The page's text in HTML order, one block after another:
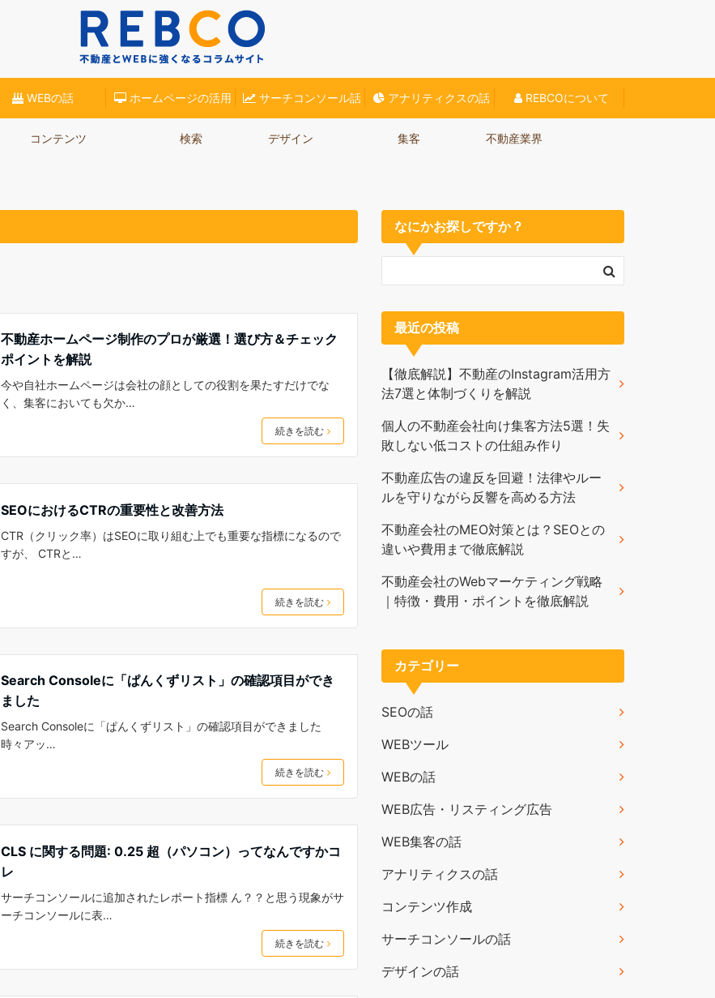
WEBの話 ホームページの活用 サーチコンソール話 アナリティクスの話 REBCOについて
コンテンツ 検索 デザイン 集客 不動産業界
不動産ホームページ制作のプロが厳選！選び方＆チェック
ポイントを解説
今や自社ホームページは会社の顔としての役割を果たすだけでな
く、集客においても欠か…
続きを読む
SEOにおけるCTRの重要性と改善方法
CTR（クリック率）はSEOに取り組む上でも重要な指標になるので
すが、 CTRと…
続きを読む
Search Consoleに「ぱんくずリスト」の確認項目ができ
ました
Search Consoleに「ぱんくずリスト」の確認項目ができました
時々アッ…
続きを読む
CLS に関する問題: 0.25 超（パソコン）ってなんですかコ
レ
サーチコンソールに追加されたレポート指標 ん？？と思う現象がサ
ーチコンソールに表…
続きを読む
なにかお探しですか？
最近の投稿
【徹底解説】不動産のInstagram活用方
法7選と体制づくりを解説
個人の不動産会社向け集客方法5選！失
敗しない低コストの仕組み作り
不動産広告の違反を回避！法律やルー
ルを守りながら反響を高める方法
不動産会社のMEO対策とは？SEOとの
違いや費用まで徹底解説
不動産会社のWebマーケティング戦略
｜特徴・費用・ポイントを徹底解説
カテゴリー
SEOの話
WEBツール
WEBの話
WEB広告・リスティング広告
WEB集客の話
アナリティクスの話
コンテンツ作成
サーチコンソールの話
デザインの話